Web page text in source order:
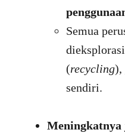
Semua
(recycling),
sendiri.
Meningkatnya